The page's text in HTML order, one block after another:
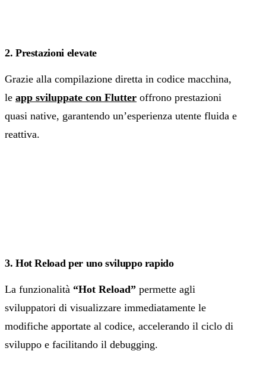
2. Prestazioni elevate
Grazie alla compilazione diretta in codice macchina,
le app sviluppate con Flutter offrono prestazioni
quasi native, garantendo un’esperienza utente fluida e
reattiva.
3. Hot Reload per uno sviluppo rapido
La funzionalità “Hot Reload” permette agli
sviluppatori di visualizzare immediatamente le
modifiche apportate al codice, accelerando il ciclo di
sviluppo e facilitando il debugging.